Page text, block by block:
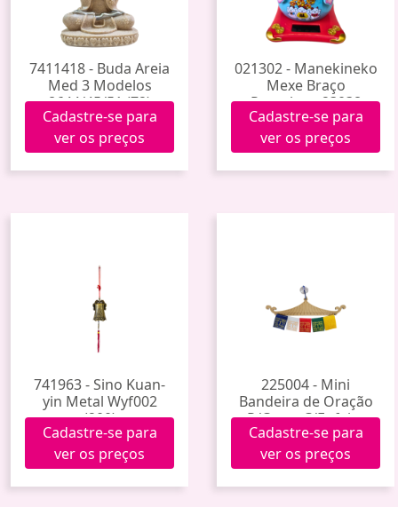
7411418 - Buda Areia
Med 3 Modelos
8644/45/51 (72)
Cadastre-se para
ver os preços
021302 - Manekineko
Mexe Braço
Porcelana 23038
Cadastre-se para
ver os preços
741963 - Sino Kuan-
yin Metal Wyf002
(200)
Cadastre-se para
ver os preços
225004 - Mini
Bandeira de Oração
P/Carro C/Enfeite
Cadastre-se para
ver os preços